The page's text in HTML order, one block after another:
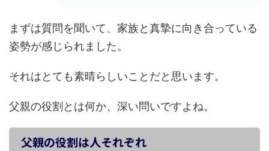
まずは質問を聞いて、家族と真摯に向き合っている
姿勢が感じられました。
それはとても素晴らしいことだと思います。
父親の役割とは何か、深い問いですよね。
父親の役割は人それぞれ